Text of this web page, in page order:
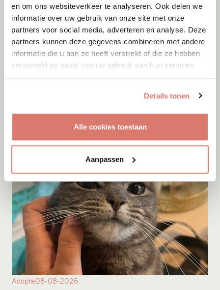
en om ons websiteverkeer te analyseren. Ook delen we
informatie over uw gebruik van onze site met onze
partners voor social media, adverteren en analyse. Deze
partners kunnen deze gegevens combineren met andere
informatie die u aan ze heeft verstrekt of die ze hebben
verzameld op basis van uw gebruik van hun services.
Details tonen
Alle cookies toestaan
Aanpassen
Adoptie08-08-2026